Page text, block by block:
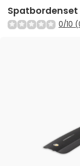
Spatbordenset
0/10